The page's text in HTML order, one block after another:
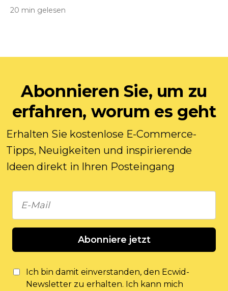
20 min gelesen
Abonnieren Sie, um zu
erfahren, worum es geht
Erhalten Sie kostenlose E-Commerce-
Tipps, Neuigkeiten und inspirierende
Ideen direkt in Ihren Posteingang
Abonniere jetzt
Ich bin damit einverstanden, den Ecwid-
Newsletter zu erhalten. Ich kann mich